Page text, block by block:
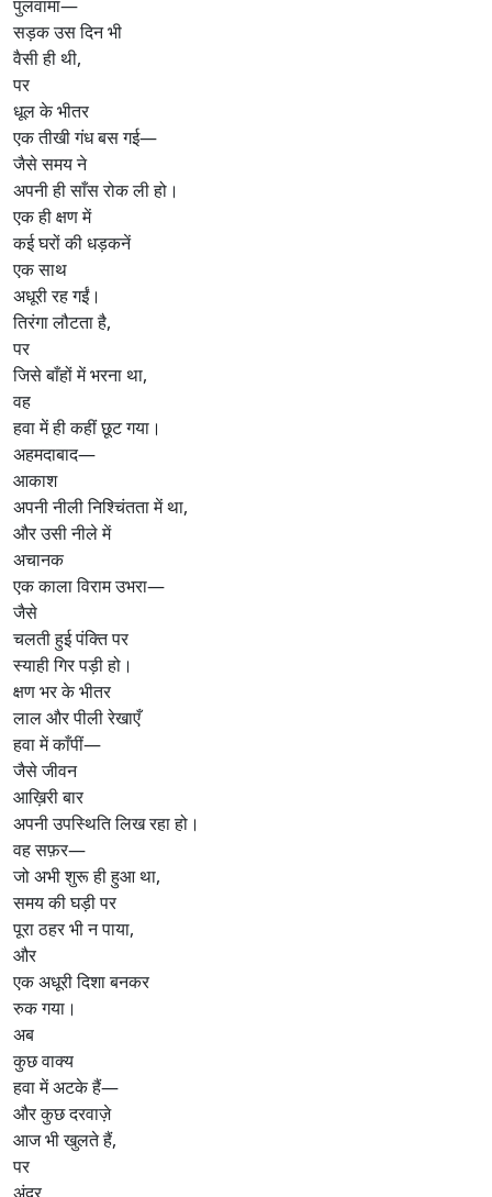
पुलवामा—
सड़क उस दिन भी
वैसी ही थी,
पर
धूल के भीतर
एक तीखी गंध बस गई—
जैसे समय ने
अपनी ही साँस रोक ली हो।
एक ही क्षण में
कई घरों की धड़कनें
एक साथ
अधूरी रह गईं।
तिरंगा लौटता है,
पर
जिसे बाँहों में भरना था,
वह
हवा में ही कहीं छूट गया।
अहमदाबाद—
आकाश
अपनी नीली निश्चिंतता में था,
और उसी नीले में
अचानक
एक काला विराम उभरा—
जैसे
चलती हुई पंक्ति पर
स्याही गिर पड़ी हो।
क्षण भर के भीतर
लाल और पीली रेखाएँ
हवा में काँपीं—
जैसे जीवन
आख़िरी बार
अपनी उपस्थिति लिख रहा हो।
वह सफ़र—
जो अभी शुरू ही हुआ था,
समय की घड़ी पर
पूरा ठहर भी न पाया,
और
एक अधूरी दिशा बनकर
रुक गया।
अब
कुछ वाक्य
हवा में अटके हैं—
और कुछ दरवाज़े
आज भी खुलते हैं,
पर